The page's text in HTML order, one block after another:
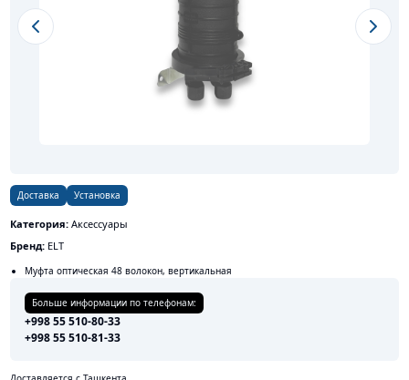
Previous slide Next
Доставка Установка
Категория:Аксессуары
Бренд: ELT
Муфта оптическая 48 волокон, вертикальная
Больше информации по телефонам:
+998 55 510-80-33
+998 55 510-81-33